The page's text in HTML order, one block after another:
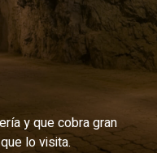
y que cobra gran
lo visita.